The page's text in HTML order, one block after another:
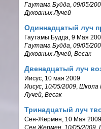
Гаутама Будда ,09/05/
Духовных Лучей
Одиннадцатый луч
Гаутамы Будда, 9 Мая
Гаутама Будда ,09/05/
Духовных Лучей , Весак
Двенадцатый луч
Иисус, 10 мая 2009
Иисус 10/05/2009 ,Школа
Лучей , Весак
Тринадцатый луч
Сен-Жермен, 10 Мая
Сен Жермен 10/05/2009 ,